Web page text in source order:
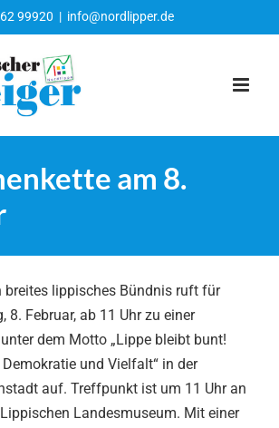
99920 | info@nordlipper.de
am 8.
breites lippisches Bündnis ruft für
8. Februar, ab 11 Uhr zu einer
dem Motto „Lippe bleibt bunt!
und Vielfalt“ in der
auf. Treffpunkt ist um 11 Uhr an
Landesmuseum. Mit einer